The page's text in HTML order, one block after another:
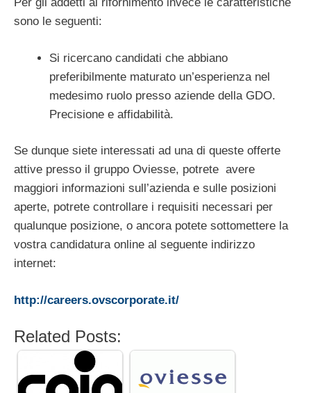
Per gli addetti al rifornimento invece le caratteristiche
sono le seguenti:
Si ricercano candidati che abbiano
preferibilmente maturato un’esperienza nel
medesimo ruolo presso aziende della GDO.
Precisione e affidabilità.
Se dunque siete interessati ad una di queste offerte
attive presso il gruppo Oviesse, potrete avere
maggiori informazioni sull’azienda e sulle posizioni
aperte, potrete controllare i requisiti necessari per
qualunque posizione, o ancora potete sottomettere la
vostra candidatura online al seguente indirizzo
internet:
http://careers.ovscorporate.it/
Related Posts: